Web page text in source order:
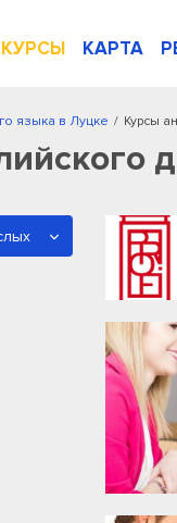
КУРСЫ КАРТА
/
языка в Луцке Курсы